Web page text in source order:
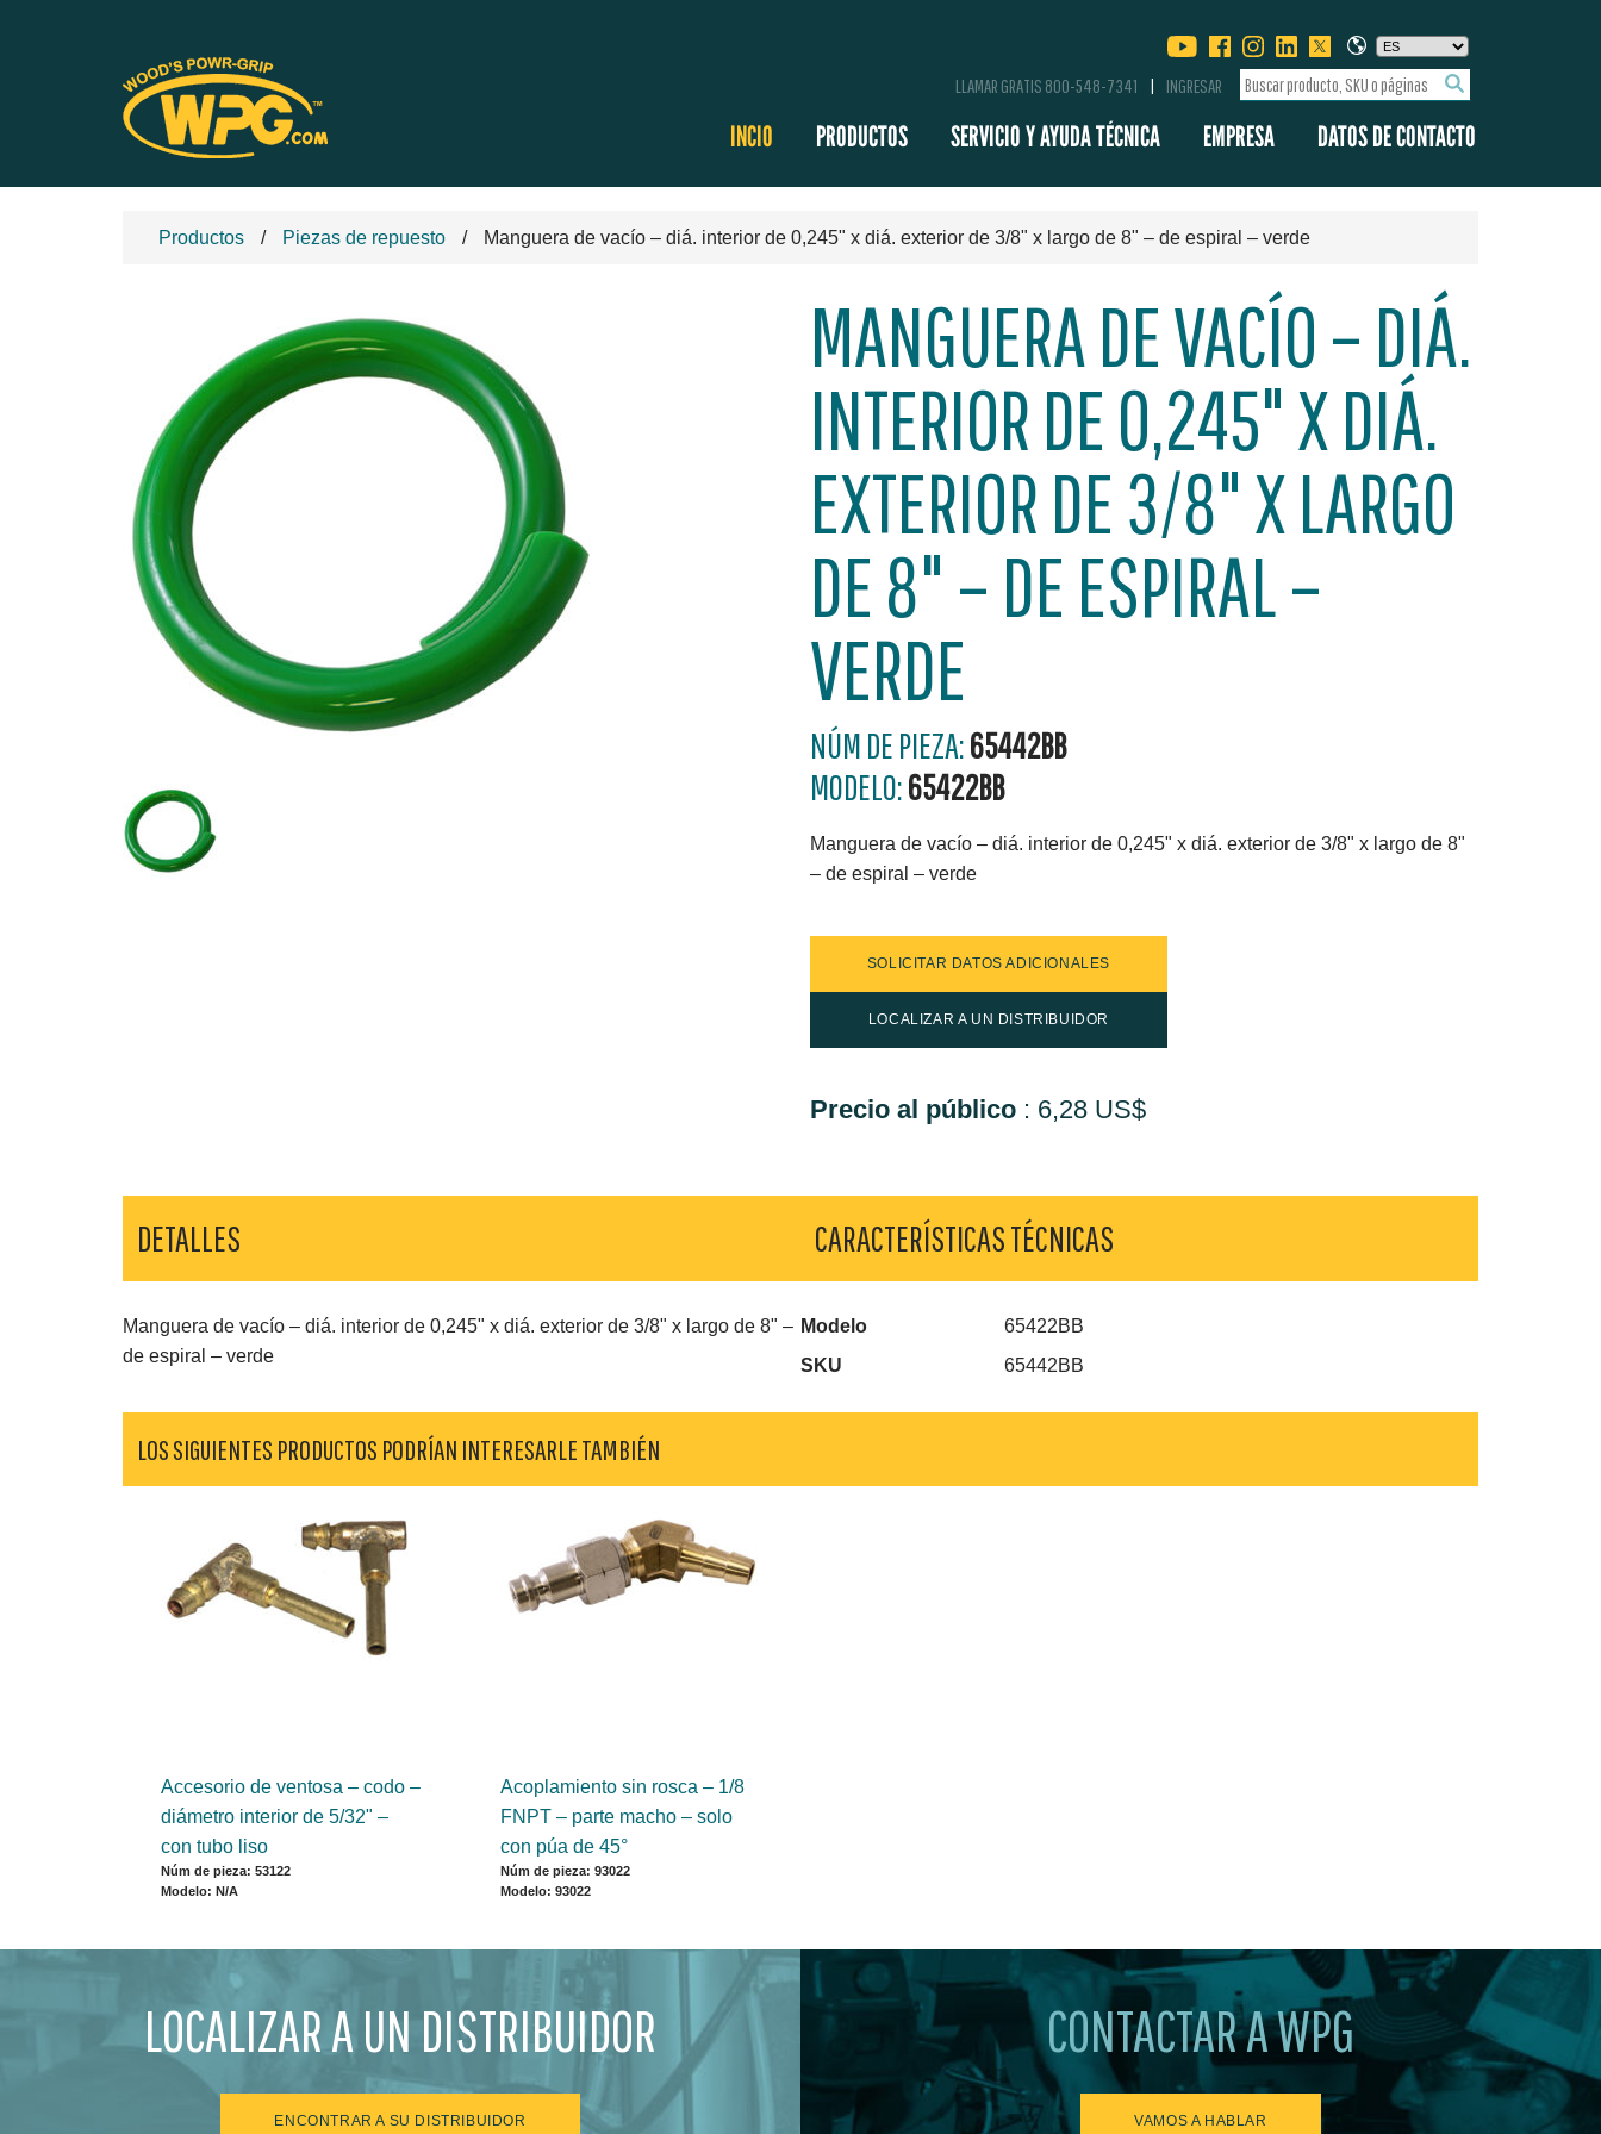
LLAMAR GRATIS 800-548-7341 INGRESAR
INCIO PRODUCTOS SERVICIO Y AYUDA TÉCNICA EMPRESA DATOS DE CONTACTO
Productos Piezas de repuesto Manguera de vacío – diá. interior de 0,245" x diá. exterior de 3/8" x largo de 8" – de espiral – verde
MANGUERA DE VACÍO – DIÁ.
INTERIOR DE 0,245" X DIÁ.
EXTERIOR DE 3/8" X LARGO
DE 8" – DE ESPIRAL –
VERDE
NÚM DE PIEZA:65442BB
MODELO:65422BB
Manguera de vacío – diá. interior de 0,245" x diá. exterior de 3/8" x largo de 8"
– de espiral – verde
SOLICITAR DATOS ADICIONALES
LOCALIZAR A UN DISTRIBUIDOR
Precio al público : 6,28 US$
DETALLES
Manguera de vacío – diá. interior de 0,245" x diá. exterior de 3/8" x largo de 8" –
de espiral – verde
CARACTERÍSTICAS TÉCNICAS
Modelo
65422BB
SKU
65442BB
LOS SIGUIENTES PRODUCTOS PODRÍAN INTERESARLE TAMBIÉN
Accesorio de ventosa – codo –
diámetro interior de 5/32" –
con tubo liso
Núm de pieza: 53122
Modelo: N/A
Acoplamiento sin rosca – 1/8
FNPT – parte macho – solo
con púa de 45°
Núm de pieza: 93022
Modelo: 93022
LOCALIZAR A UN DISTRIBUIDOR
ENCONTRAR A SU DISTRIBUIDOR
CONTACTAR A WPG
VAMOS A HABLAR